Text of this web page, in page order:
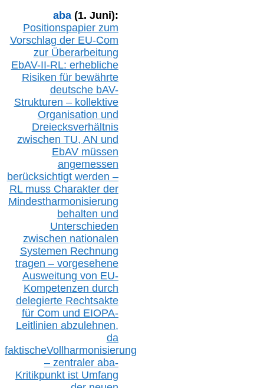
aba(1. Juni):
Positionspapier zum
Vorschlag der EU-Com
zur Überarbeitung
EbAV-II-RL: erhebliche
Risiken für bewährte
deutsche bAV-
Strukturen – kollektive
Organisation und
Dreiecksverhältnis
zwischen TU, AN und
EbAV müssen
angemessen
berücksichtigt werden –
RL mussCharakter der
Mindestharmonisierung
behalten und
Unterschieden
zwischen nationalen
Systemen Rechnung
tragen – vorgesehene
Ausweitung von EU-
Kompetenzen durch
delegierte Rechtsakte
für Com und EIOPA-
Leitlinien abzulehnen,
da
faktischeVollharmonisierung
– zentraler aba-
Kritikpunkt ist Umfang